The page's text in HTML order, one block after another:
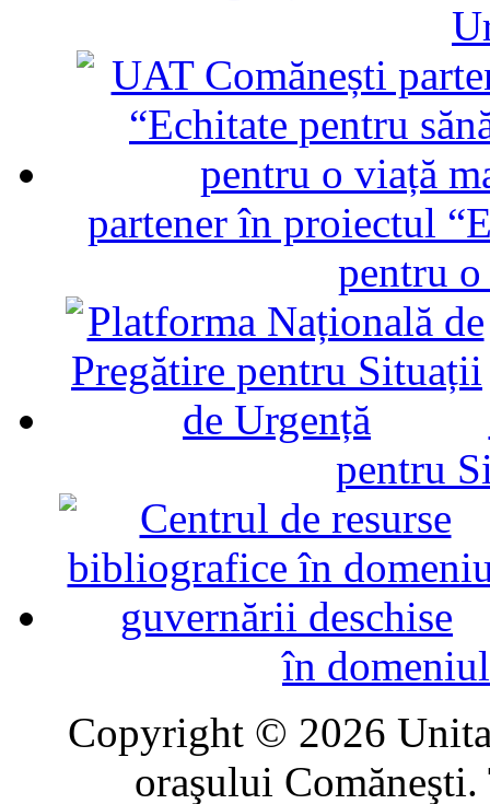
partener în proiectul
pentru
pentru
în
Copyright © 2026
oraşului